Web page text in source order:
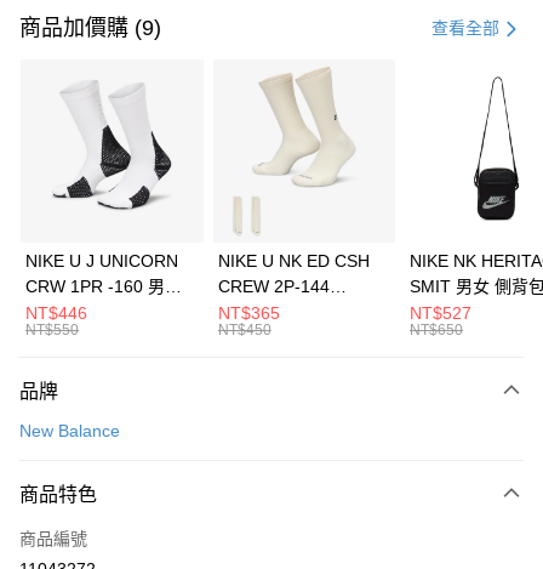
信用卡一次付款
3 期 0 利率 每期 21家銀行
合作金庫商業銀行
第一商業銀行
華南商業銀行
彰化商業銀行
上海商業儲蓄銀行
元大商業銀行
台灣樂天信用卡公司
Apple Pay
全盈+PAY
AFTEE先享後付
【關於「AFTEE先享後付」】
便利好安心！
３．安心：先確認商品／服務後，再付款。
【「AFTEE先享後付」結帳流程】
１．於結帳方式選擇「AFTEE先享後付」後，將跳轉至「AFTEE先享後付」
運送方式
每筆NT$100，滿NT$1,500(含以上)免運費
宅配
商品加價購 (9) 查看全部
NIKE U J UNICORN
CRW 1PR -160 男女
中統襪 FZ3393100
NT$446
NT$550
NIKE U NK ED CSH
CREW 2P-144
EMBRDY 男女 短統襪
FZ3073133
NT$365
NT$450
NIKE NK
SMIT 男女 側背
BA5871010
NT$527
NT$650
品牌
New Balance
商品特色
商品編號